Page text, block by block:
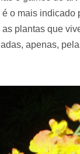
o mais indicado
plantas que
apenas,